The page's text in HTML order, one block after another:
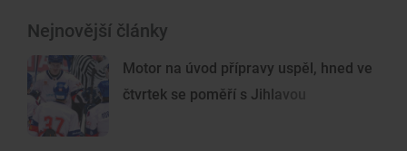
Nejnovější články
Motor na úvod přípravy uspěl, hned ve
čtvrtek se poměří s Jihlavou